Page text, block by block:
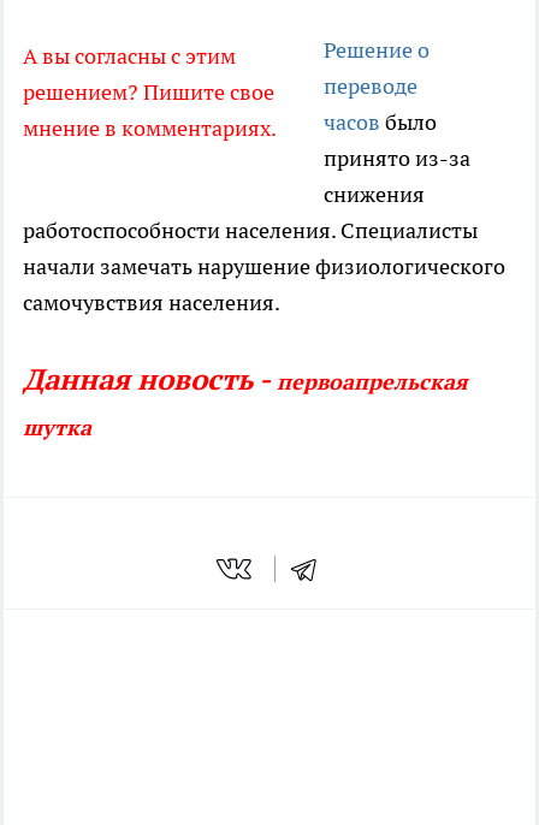
А вы согласны с этим
решением? Пишите свое
мнение в комментариях.
Решение о
переводе
часов было
принято из-за
снижения
работоспособности населения. Специалисты
начали замечать нарушение физиологического
самочувствия населения.
Данная новость -первоапрельская
шутка